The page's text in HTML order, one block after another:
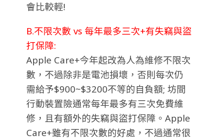
會比較輕!
B.不限次數 vs 每年最多三次+有失竊與盜
打保障:
Apple Care+今年起改為人為維修不限次
數，不過除非是電池損壞，否則每次仍
需給予$900~$3200不等的自負額; 坊間
行動裝置險通常每年最多有三次免費維
修，且有額外的失竊與盜打保障。Apple
Care+雖有不限次數的好處，不過通常很